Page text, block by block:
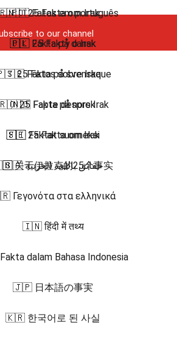
to our channel
🇳🇴 25 Fakta om Irak
🇵🇱 25 Fakty o Irak
25 Fatos sobre Iraque
25 Fapte despre Irak
🇸🇪 25 Fakta om Irak
关于伊拉克的25个事实
🇵🇹 Fatos em português
🇩🇰 Fakta på dansk
🇸🇪 Fakta på svenska
🇳🇴 Fakta på norsk
🇫🇮 Faktat suomeksi
🇸🇦 حقائق باللغة العربية
Γεγονότα στα ελληνικά
🇮🇳 हिंदी में तथ्य
dalam Bahasa Indonesia
🇯🇵 日本語の事実
🇰🇷 한국어로 된 사실